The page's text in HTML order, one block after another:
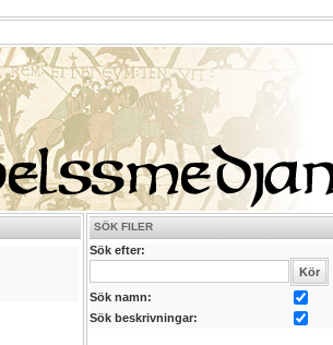
SÖK FILER
Sök efter:
Sök namn:
Sök beskrivningar: